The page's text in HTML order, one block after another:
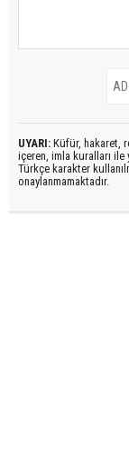
UYARI: Küfür, hakaret,
içeren, imla kuralları ile
Türkçe karakter
onaylanmamaktadır.